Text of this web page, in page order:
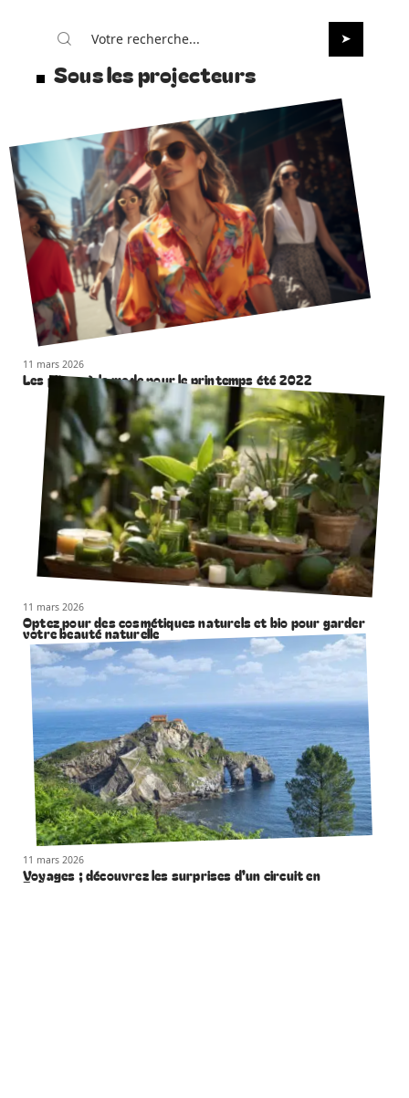
Sous les projecteurs
11 mars 2026
Les pièces à la mode pour le printemps été 2022
11 mars 2026
Optez pour des cosmétiques naturels et bio pour garder
votre beauté naturelle
11 mars 2026
Voyages ; découvrez les surprises d’un circuit en
Espagne